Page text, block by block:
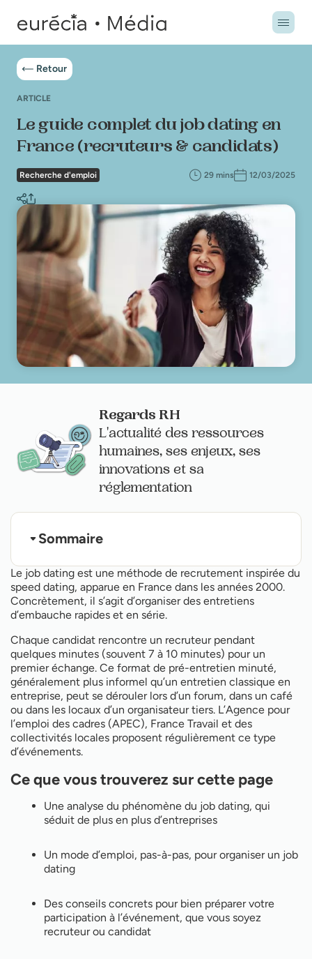
Retour
ARTICLE
Le guide complet du job dating en
France (recruteurs & candidats)
Recherche d'emploi 29 mins 12/03/2025
Le job dating est une méthode de recrutement inspirée du
speed dating, apparue en France dans les années 2000.
Concrètement, il s’agit d’organiser des entretiens
d’embauche rapides et en série.
Chaque candidat rencontre un recruteur pendant
quelques minutes (souvent 7 à 10 minutes) pour un
premier échange. Ce format de pré-entretien minuté,
généralement plus informel qu’un entretien classique en
entreprise, peut se dérouler lors d’un forum, dans un café
ou dans les locaux d’un organisateur tiers. L’Agence pour
l’emploi des cadres (APEC), France Travail et des
collectivités locales proposent régulièrement ce type
d’événements.
Ce que vous trouverez sur cette page
Une analyse du phénomène du job dating, qui
séduit de plus en plus d’entreprises
Un mode d’emploi, pas-à-pas, pour organiser un job
dating
Des conseils concrets pour bien préparer votre
participation à l’événement, que vous soyez
recruteur ou candidat
Regards RH
L'actualité des ressources
humaines, ses enjeux, ses
innovations et sa
réglementation
Sommaire
Aux origines du job dating
Les avantages du job dating
Comment organiser un job dating ?
Les bonnes pratiques et les pièges à éviter
Comment bien se préparer pour participer à un job
Où trouver les prochains job datings ?